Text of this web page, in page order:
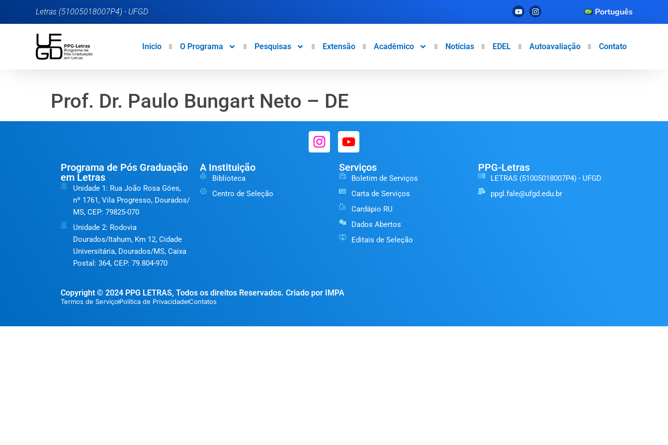
Letras (51005018007P4) - UFGD Português
Inicio O Programa Pesquisas Extensão Acadêmico Notícias EDEL Autoavaliação Contato
Prof. Dr. Paulo Bungart Neto – DE
Programa de Pós Graduação
em Letras
Unidade 1: Rua João Rosa Góes,
nº 1761, Vila Progresso, Dourados/
MS, CEP: 79825-070
Unidade 2: Rodovia
Dourados/Itahum, Km 12, Cidade
Universitária, Dourados/MS, Caixa
Postal: 364, CEP: 79.804-970
A Instituição
Biblioteca
Centro de Seleção
Serviços
Boletim de Serviços
Carta de Serviços
Cardápio RU
Dados Abertos
Editais de Seleção
PPG-Letras
LETRAS (51005018007P4) - UFGD
ppgl.fale@ufgd.edu.br
Copyright © 2024 PPG LETRAS, Todos os direitos Reservados. Criado por IMPA
Termos de ServiçoPolitica de PrivacidadeContatos